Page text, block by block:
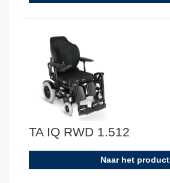
TA IQ RWD 1.512
Naar het product